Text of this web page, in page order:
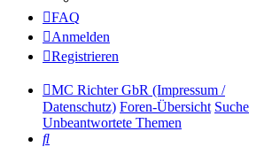
FAQ
Anmelden
Registrieren
MC Richter GbR (Impressum /
Datenschutz) Foren-Übersicht Suche
Unbeantwortete Themen
Suche